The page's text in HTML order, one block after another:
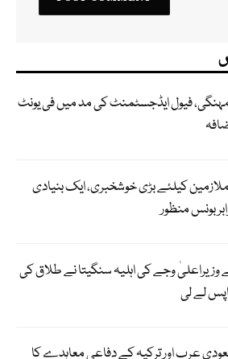
فیول ایڈجسٹمنٹ کی مد میں فی یونٹ
کیلئے بڑی خوشخبری، ایک بنیادی
بونس منظور
وزیراعلیٰ وجے کی اہلیہ سنگیتا نے طلاق کی
لے لی
عرب اور ترکیہ کے دفاعی معاہدے کا